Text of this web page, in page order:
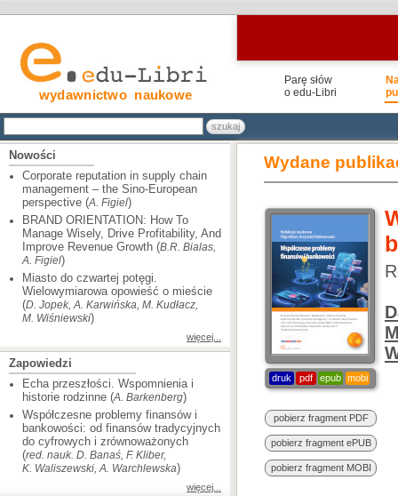
wydawnictwo naukowe
Parę słów
o edu-Libri
Nowości
Corporate reputation in supply chain
management – the Sino-European
perspective (A. Figiel)
BRAND ORIENTATION: How To
Manage Wisely, Drive Profitability, And
Improve Revenue Growth (B.R. Bialas,
A. Figiel)
Miasto do czwartej potęgi.
Wielowymiarowa opowieść o mieście
(D. Jopek, A. Karwińska, M. Kudłacz,
M. Wiśniewski)
więcej...
Zapowiedzi
Echa przeszłości. Wspomnienia i
historie rodzinne (A. Barkenberg)
Współczesne problemy finansów i
bankowości: od finansów tradycyjnych
do cyfrowych i zrównoważonych
(red. nauk. D. Banaś, F. Kliber,
K. Waliszewski, A. Warchlewska)
więcej...
Wydane
druk pdf epub mobi
pobierz fragment PDF
pobierz fragment ePUB
pobierz fragment MOBI